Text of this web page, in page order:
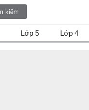
Lớp 5 Lớp 4